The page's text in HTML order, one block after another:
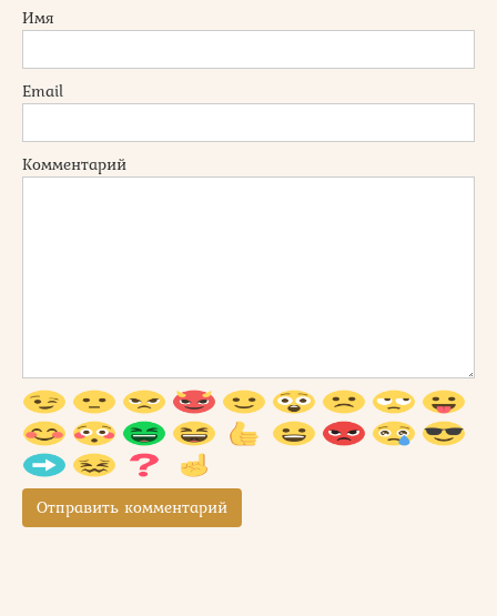
Имя
Email
Комментарий